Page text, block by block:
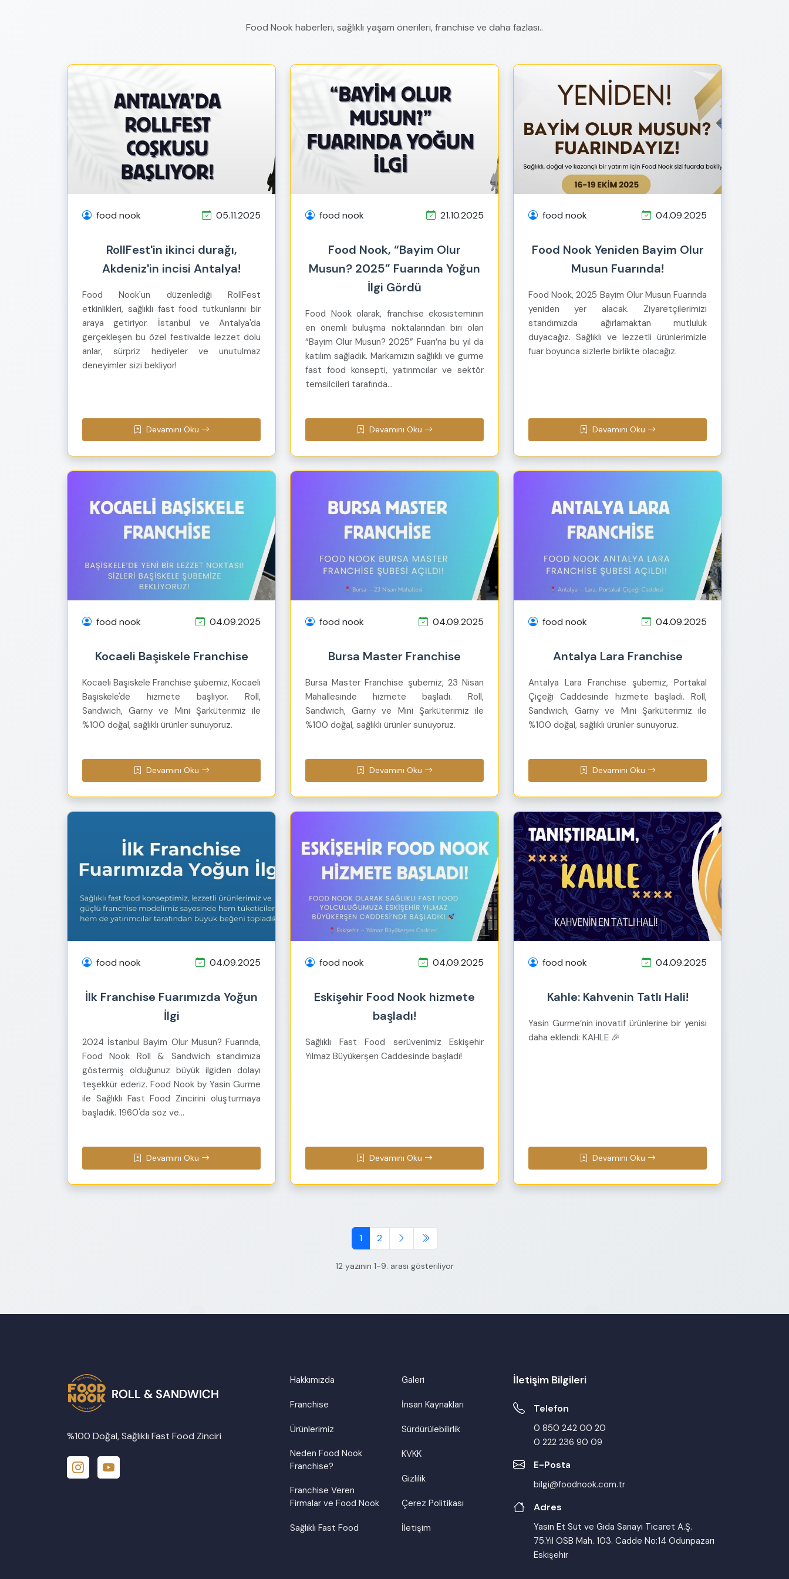
Food Nook haberleri, sağlıklı yaşam önerileri, franchise ve daha fazlası..
food nook 05.11.2025
RollFest'in ikinci durağı,
Akdeniz'in incisi Antalya!
Food Nook'un düzenlediği RollFest
etkinlikleri, sağlıklı fast food tutkunlarını bir
araya getiriyor. İstanbul ve Antalya'da
gerçekleşen bu özel festivalde lezzet dolu
anlar, sürpriz hediyeler ve unutulmaz
deneyimler sizi bekliyor!
Devamını Oku
food nook 21.10.2025
Food Nook, “Bayim Olur
Musun? 2025” Fuarında Yoğun
İlgi Gördü
Food Nook olarak, franchise ekosisteminin
en önemli buluşma noktalarından biri olan
“Bayim Olur Musun? 2025” Fuarı’na bu yıl da
katılım sağladık. Markamızın sağlıklı ve gurme
fast food konsepti, yatırımcılar ve sektör
temsilcileri tarafında...
Devamını Oku
food nook 04.09.2025
Food Nook Yeniden Bayim Olur
Musun Fuarında!
Food Nook, 2025 Bayim Olur Musun Fuarında
yeniden yer alacak. Ziyaretçilerimizi
standımızda ağırlamaktan mutluluk
duyacağız. Sağlıklı ve lezzetli ürünlerimizle
fuar boyunca sizlerle birlikte olacağız.
Devamını Oku
food nook 04.09.2025
Kocaeli Başiskele Franchise
Kocaeli Başiskele Franchise şubemiz, Kocaeli
Başiskele'de hizmete başlıyor. Roll,
Sandwich, Garny ve Mini Şarküterimiz ile
%100 doğal, sağlıklı ürünler sunuyoruz.
Devamını Oku
food nook 04.09.2025
Bursa Master Franchise
Bursa Master Franchise şubemiz, 23 Nisan
Mahallesinde hizmete başladı. Roll,
Sandwich, Garny ve Mini Şarküterimiz ile
%100 doğal, sağlıklı ürünler sunuyoruz.
Devamını Oku
food nook 04.09.2025
Antalya Lara Franchise
Antalya Lara Franchise şubemiz, Portakal
Çiçeği Caddesinde hizmete başladı. Roll,
Sandwich, Garny ve Mini Şarküterimiz ile
%100 doğal, sağlıklı ürünler sunuyoruz.
Devamını Oku
food nook 04.09.2025
İlk Franchise Fuarımızda Yoğun
İlgi
2024 İstanbul Bayim Olur Musun? Fuarında,
Food Nook Roll & Sandwich standımıza
göstermiş olduğunuz büyük ilgiden dolayı
teşekkür ederiz. Food Nook by Yasin Gurme
ile Sağlıklı Fast Food Zincirini oluşturmaya
başladık. 1960'da söz ve...
Devamını Oku
food nook 04.09.2025
Eskişehir Food Nook hizmete
başladı!
Sağlıklı Fast Food serüvenimiz Eskişehir
Yılmaz Büyükerşen Caddesinde başladı!
Devamını Oku
food nook 04.09.2025
Kahle: Kahvenin Tatlı Hali!
Yasin Gurme’nin inovatif ürünlerine bir yenisi
daha eklendi: KAHLE 🎉
Devamını Oku
1 2
12 yazının 1-9. arası gösteriliyor
%100 Doğal, Sağlıklı Fast Food Zinciri
Hakkımızda
Franchise
Ürünlerimiz
Neden Food Nook
Franchise?
Franchise Veren
Firmalar ve Food Nook
Sağlıklı Fast Food
Galeri
İnsan Kaynakları
Sürdürülebilirlik
KVKK
Gizlilik
Çerez Politikası
İletişim
İletişim Bilgileri
Telefon
0 850 242 00 20
0 222 236 90 09
E-Posta
bilgi@foodnook.com.tr
Adres
Yasin Et Süt ve Gıda Sanayi Ticaret A.Ş.
75.Yıl OSB Mah. 103. Cadde No:14 Odunpazarı
Eskişehir